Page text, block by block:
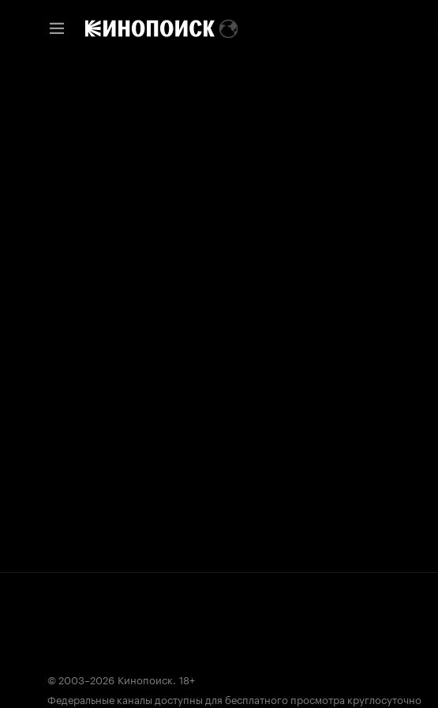
© 2003–2026 Кинопоиск. 18+
Федеральные каналы доступны для бесплатного просмотра круглосуточно